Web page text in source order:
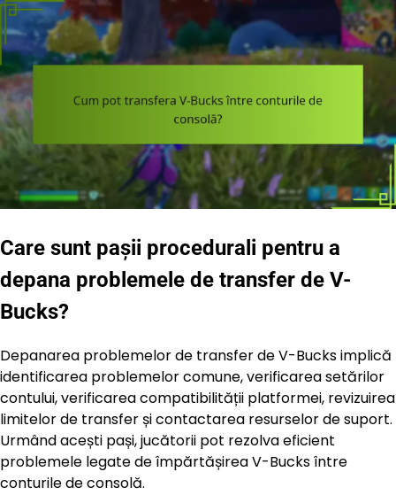
Care sunt pașii procedurali pentru a
depana problemele de transfer de V-
Bucks?
Depanarea problemelor de transfer de V-Bucks implică
identificarea problemelor comune, verificarea setărilor
contului, verificarea compatibilității platformei, revizuirea
limitelor de transfer și contactarea resurselor de suport.
Urmând acești pași, jucătorii pot rezolva eficient
problemele legate de împărtășirea V-Bucks între
conturile de consolă.